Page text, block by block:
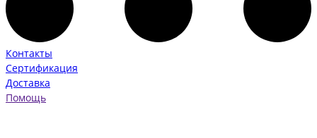
Контакты
Сертификация
Доставка
Помощь